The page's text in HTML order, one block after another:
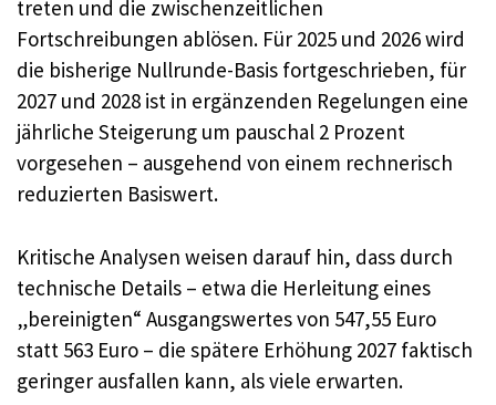
treten und die zwischenzeitlichen
Fortschreibungen ablösen. Für 2025 und 2026 wird
die bisherige Nullrunde-Basis fortgeschrieben, für
2027 und 2028 ist in ergänzenden Regelungen eine
jährliche Steigerung um pauschal 2 Prozent
vorgesehen – ausgehend von einem rechnerisch
reduzierten Basiswert.
Kritische Analysen weisen darauf hin, dass durch
technische Details – etwa die Herleitung eines
„bereinigten“ Ausgangswertes von 547,55 Euro
statt 563 Euro – die spätere Erhöhung 2027 faktisch
geringer ausfallen kann, als viele erwarten.